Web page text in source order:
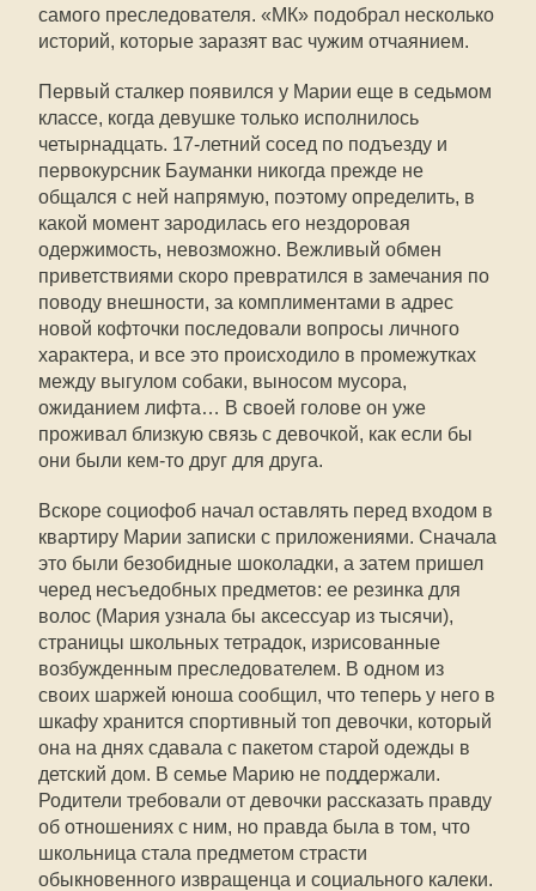
самого преследователя. «МК» подобрал несколько
историй, которые заразят вас чужим отчаянием.
Первый сталкер появился у Марии еще в седьмом
классе, когда девушке только исполнилось
четырнадцать. 17-летний сосед по подъезду и
первокурсник Бауманки никогда прежде не
общался с ней напрямую, поэтому определить, в
какой момент зародилась его нездоровая
одержимость, невозможно. Вежливый обмен
приветствиями скоро превратился в замечания по
поводу внешности, за комплиментами в адрес
новой кофточки последовали вопросы личного
характера, и все это происходило в промежутках
между выгулом собаки, выносом мусора,
ожиданием лифта… В своей голове он уже
проживал близкую связь с девочкой, как если бы
они были кем-то друг для друга.
Вскоре социофоб начал оставлять перед входом в
квартиру Марии записки с приложениями. Сначала
это были безобидные шоколадки, а затем пришел
черед несъедобных предметов: ее резинка для
волос (Мария узнала бы аксессуар из тысячи),
страницы школьных тетрадок, изрисованные
возбужденным преследователем. В одном из
своих шаржей юноша сообщил, что теперь у него в
шкафу хранится спортивный топ девочки, который
она на днях сдавала с пакетом старой одежды в
детский дом. В семье Марию не поддержали.
Родители требовали от девочки рассказать правду
об отношениях с ним, но правда была в том, что
школьница стала предметом страсти
обыкновенного извращенца и социального калеки.